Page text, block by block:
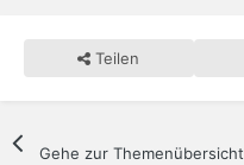
Teilen
Gehe zur Themenübersicht